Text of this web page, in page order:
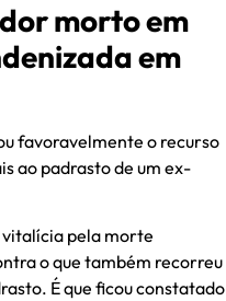
morto em
em
favoravelmente o recurso
ao padrasto de um ex-
vitalícia pela morte
o que também recorreu
É que ficou constatado